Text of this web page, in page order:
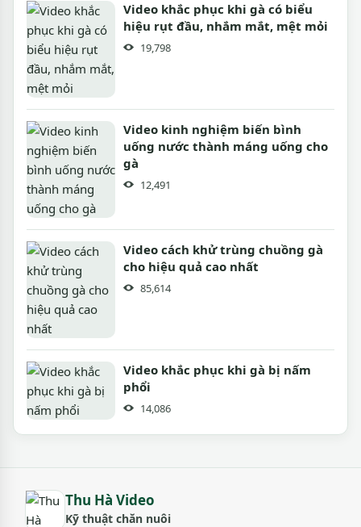
Video khắc phục khi gà có biểu
hiệu rụt đầu, nhắm mắt, mệt mỏi
19,798
Video kinh nghiệm biến bình
uống nước thành máng uống cho
gà
12,491
Video cách khử trùng chuồng gà
cho hiệu quả cao nhất
85,614
Video khắc phục khi gà bị nấm
phổi
14,086
Thu Hà Video
Kỹ thuật chăn nuôi